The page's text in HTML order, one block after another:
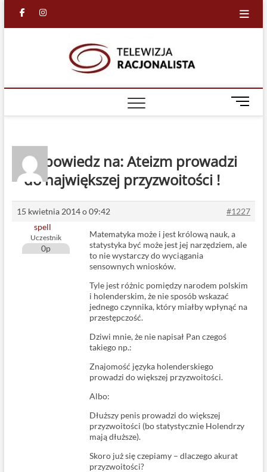
facebook
in
M
e
B
u
n
Odpowiedz na: Ateizm prowadzi
do największej przyzwoitości !
15 kwietnia 2014 o 09:42
#1227
spell
Uczestnik
0p
Matematyka może i jest królową nauk, a
statystyka być może jest jej narzędziem, ale
to nie wystarczy do wyciągania
sensownych wniosków.
Tyle jest różnic pomiędzy narodem polskim
i holenderskim, że nie sposób wskazać
jednego czynnika, który miałby wpłynąć na
przestępczość.
Dziwi mnie, że nie napisał Pan czegoś
takiego np.:
Znajomość języka holenderskiego
prowadzi do większej przyzwoitości.
Albo:
Dłuższy penis prowadzi do większej
przyzwoitości (bo statystycznie Holendrzy
mają dłuższe).
Skoro już się czepiamy – dlaczego akurat
przyzwoitości?